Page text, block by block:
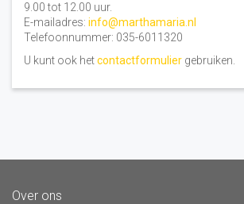
9.00 tot 12.00 uur.
E-mailadres: info@marthamaria.nl
Telefoonnummer: 035-6011320
U kunt ook hetcontactformulier gebruiken.
Over ons